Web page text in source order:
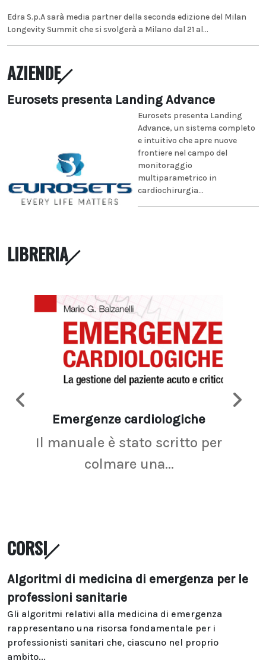
Edra S.p.A sarà media partner della seconda edizione del Milan
Longevity Summit che si svolgerà a Milano dal 21 al...
AZIENDE
Eurosets presenta Landing Advance
Eurosets presenta Landing
Advance, un sistema completo
e intuitivo che apre nuove
frontiere nel campo del
monitoraggio
multiparametrico in
cardiochirurgia...
LIBRERIA
Emergenze cardiologiche
Il manuale è stato scritto per
colmare una...
CORSI
Algoritmi di medicina di emergenza per le
professioni sanitarie
Gli algoritmi relativi alla medicina di emergenza
rappresentano una risorsa fondamentale per i
professionisti sanitari che, ciascuno nel proprio
ambito...